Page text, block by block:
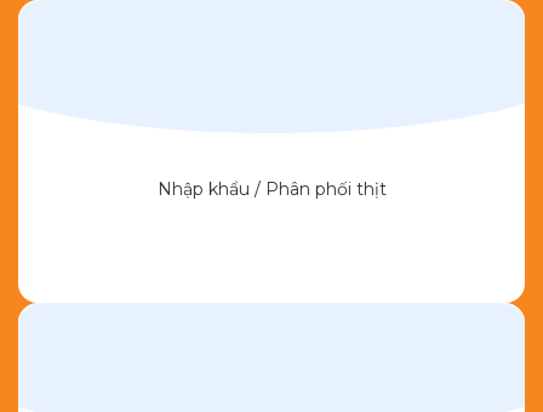
Nhập khẩu / Phân phối thịt